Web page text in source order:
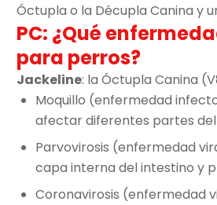
Óctupla o la Décupla Canina y
PC: ¿Qué
para perros?
Jackeline: la Óctupla Canina
Moquillo (enfermedad
afectar diferentes partes
Parvovirosis (enfermedad
capa interna del intestino y
Coronavirosis (enfermedad